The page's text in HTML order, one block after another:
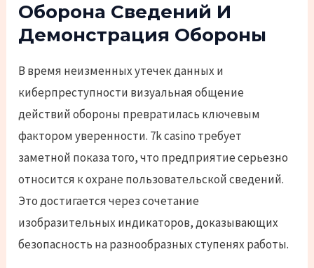
Оборона Сведений И
Демонстрация Обороны
В время неизменных утечек данных и
киберпреступности визуальная общение
действий обороны превратилась ключевым
фактором уверенности. 7k casino требует
заметной показа того, что предприятие серьезно
относится к охране пользовательской сведений.
Это достигается через сочетание
изобразительных индикаторов, доказывающих
безопасность на разнообразных ступенях работы.